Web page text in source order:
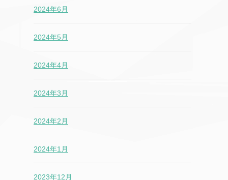
2024年6月
2024年5月
2024年4月
2024年3月
2024年2月
2024年1月
2023年12月